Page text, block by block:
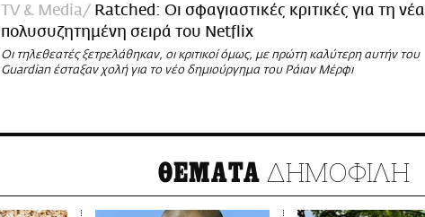
TV & Media
Ratched: Οι σφαγιαστικές κριτικές για τη νέα
πολυσυζητημένη σειρά του Netflix
Οι τηλεθεατές ξετρελάθηκαν, οι κριτικοί όμως, με πρώτη καλύτερη αυτήν του
Guardian έσταξαν χολή για το νέο δημιούργημα του Ράιαν Μέρφι
ΘΕΜΑΤΑ ΔΗΜΟΦΙΛΗ